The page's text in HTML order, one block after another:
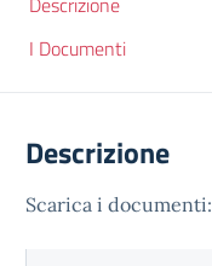
I Documenti
Descrizione
Scarica i documenti: